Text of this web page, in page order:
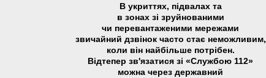
В укриттях, підвалах та
в зонах зі зруйнованими
чи перевантаженими мережами
звичайний дзвінок часто стає неможливим,
коли він найбільше потрібен.
Відтепер зв'язатися зі «Службою 112»
можна через державний